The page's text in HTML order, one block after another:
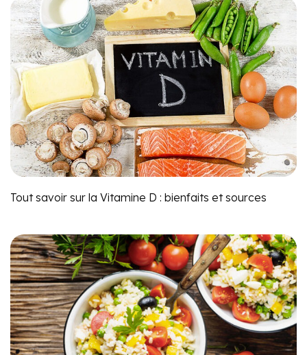
Tout savoir sur la Vitamine D : bienfaits et sources